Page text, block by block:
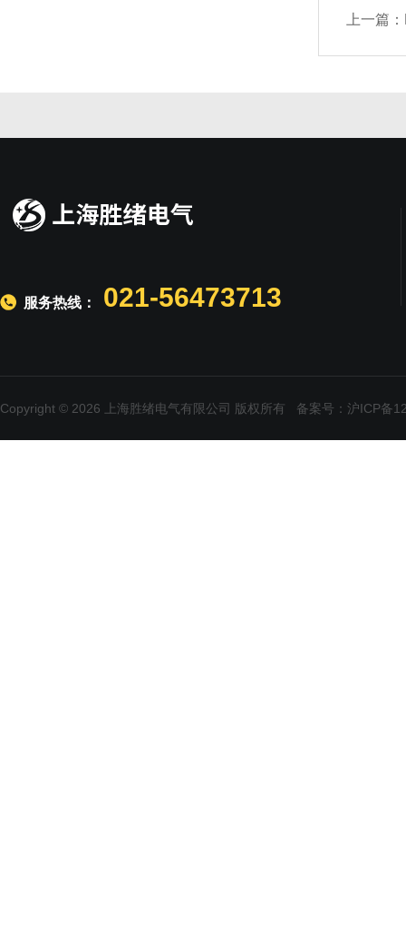
上一篇：
服务热线： 021-56473713
Copyright © 2026 上海胜绪电气有限公司 版权所有 备案号：沪ICP备